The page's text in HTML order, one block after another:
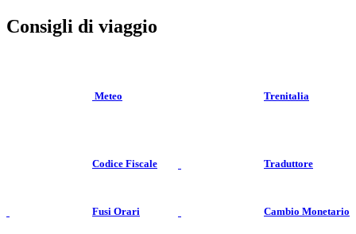
Consigli di viaggio
Meteo Trenitalia
Codice Fiscale Traduttore
Fusi Orari Cambio Monetario